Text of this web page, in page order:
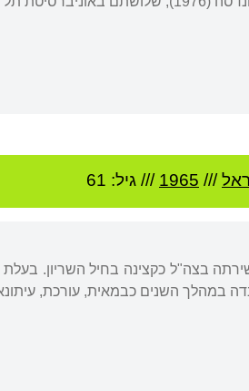
///
1965 /// גיל: 61
בצה"ל כקצינה בחיל השריון.